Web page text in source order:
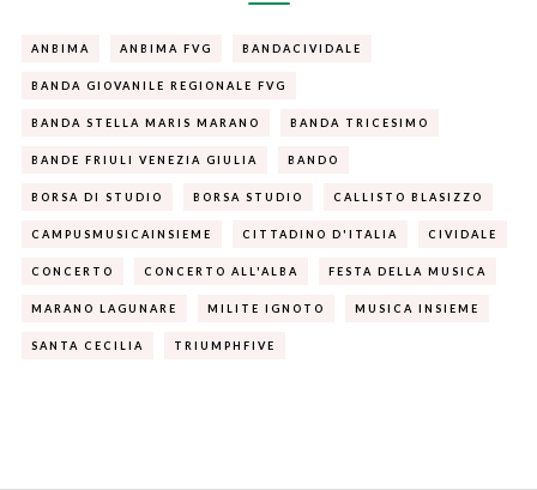
ANBIMA ANBIMA FVG BANDACIVIDALE
BANDA GIOVANILE REGIONALE FVG
BANDA STELLA MARIS MARANO BANDA TRICESIMO
BANDE FRIULI VENEZIA GIULIA BANDO
BORSA DI STUDIO BORSA STUDIO CALLISTO BLASIZZO
CAMPUSMUSICAINSIEME CITTADINO D'ITALIA CIVIDALE
CONCERTO CONCERTO ALL'ALBA FESTA DELLA MUSICA
MARANO LAGUNARE MILITE IGNOTO MUSICA INSIEME
SANTA CECILIA TRIUMPHFIVE